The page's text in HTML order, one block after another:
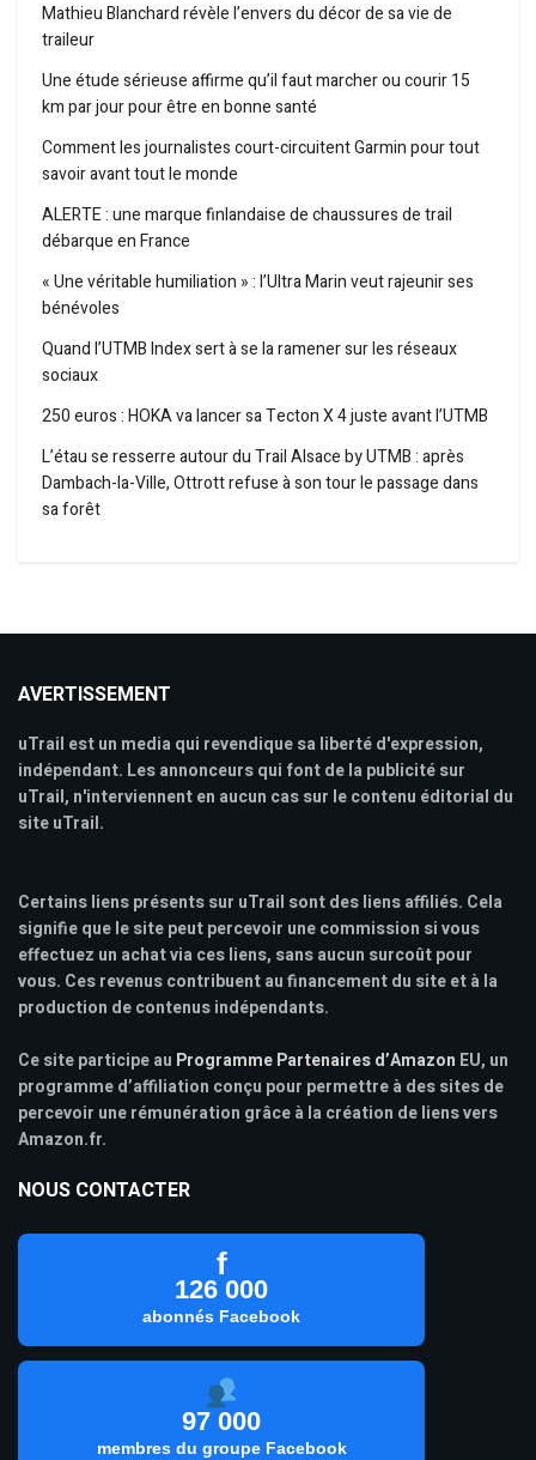
Mathieu Blanchard révèle l’envers du décor de sa vie de
traileur
Une étude sérieuse affirme qu’il faut marcher ou courir 15
km par jour pour être en bonne santé
Comment les journalistes court-circuitent Garmin pour tout
savoir avant tout le monde
ALERTE : une marque finlandaise de chaussures de trail
débarque en France
« Une véritable humiliation » : l’Ultra Marin veut rajeunir ses
bénévoles
Quand l’UTMB Index sert à se la ramener sur les réseaux
sociaux
250 euros : HOKA va lancer sa Tecton X 4 juste avant l’UTMB
L’étau se resserre autour du Trail Alsace by UTMB : après
Dambach-la-Ville, Ottrott refuse à son tour le passage dans
sa forêt
AVERTISSEMENT
uTrail est un media qui revendique sa liberté d'expression,
indépendant. Les annonceurs qui font de la publicité sur
uTrail, n'interviennent en aucun cas sur le contenu éditorial du
site uTrail.
Certains liens présents sur uTrail sont des liens affiliés. Cela
signifie que le site peut percevoir une commission si vous
effectuez un achat via ces liens, sans aucun surcoût pour
vous. Ces revenus contribuent au financement du site et à la
production de contenus indépendants.
Ce site participe au Programme Partenaires d’Amazon EU, un
programme d’affiliation conçu pour permettre à des sites de
percevoir une rémunération grâce à la création de liens vers
Amazon.fr.
NOUS CONTACTER
f
126 000
abonnés Facebook
97 000
membres du groupe Facebook